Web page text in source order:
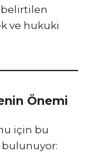
ve hukuki
Önemi
için bu